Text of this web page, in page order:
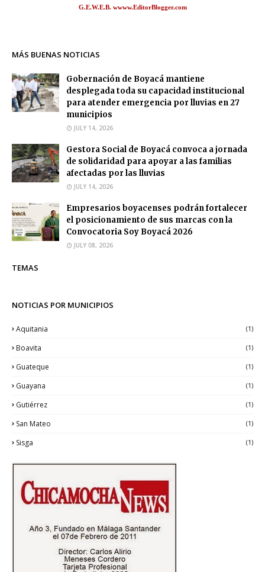
G.E.W.E.B. wwww.EditorBlogger.com
MÁS BUENAS NOTICIAS
Gobernación de Boyacá mantiene
desplegada toda su capacidad institucional
para atender emergencia por lluvias en 27
municipios
JULY 14, 2026
Gestora Social de Boyacá convoca a jornada
de solidaridad para apoyar a las familias
afectadas por las lluvias
JULY 14, 2026
Empresarios boyacenses podrán fortalecer
el posicionamiento de sus marcas con la
Convocatoria Soy Boyacá 2026
JULY 08, 2026
TEMAS
NOTICIAS POR MUNICIPIOS
Aquitania (1)
Boavita (1)
Guateque (1)
Guayana (1)
Gutiérrez (1)
San Mateo (1)
Sisga (1)